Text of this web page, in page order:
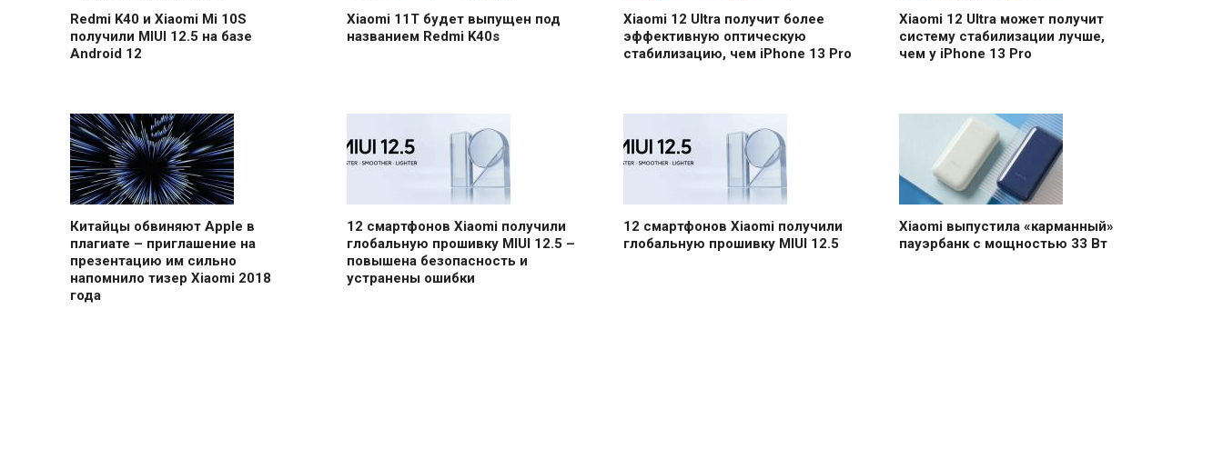
Redmi K40 и Xiaomi Mi 10S
получили MIUI 12.5 на базе
Android 12
Xiaomi 11T будет выпущен под
названием Redmi K40s
Xiaomi 12 Ultra получит более
эффективную оптическую
стабилизацию, чем iPhone 13 Pro
Xiaomi 12 Ultra может получит
систему стабилизации лучше,
чем у iPhone 13 Pro
Китайцы обвиняют Apple в
плагиате – приглашение на
презентацию им сильно
напомнило тизер Xiaomi 2018
года
12 смартфонов Xiaomi получили
глобальную прошивку MIUI 12.5 –
повышена безопасность и
устранены ошибки
12 смартфонов Xiaomi получили
глобальную прошивку MIUI 12.5
Xiaomi выпустила «карманный»
пауэрбанк с мощностью 33 Вт